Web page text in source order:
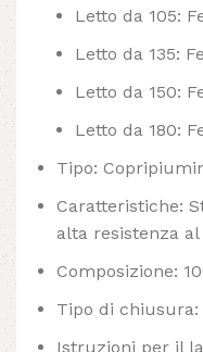
Letto da 105:
Letto da 135:
Letto da 150:
Letto da 180:
Tipo:
Caratteristiche:
alta resistenza al
Composizione:
Tipo di chiusura:
Istruzioni per il